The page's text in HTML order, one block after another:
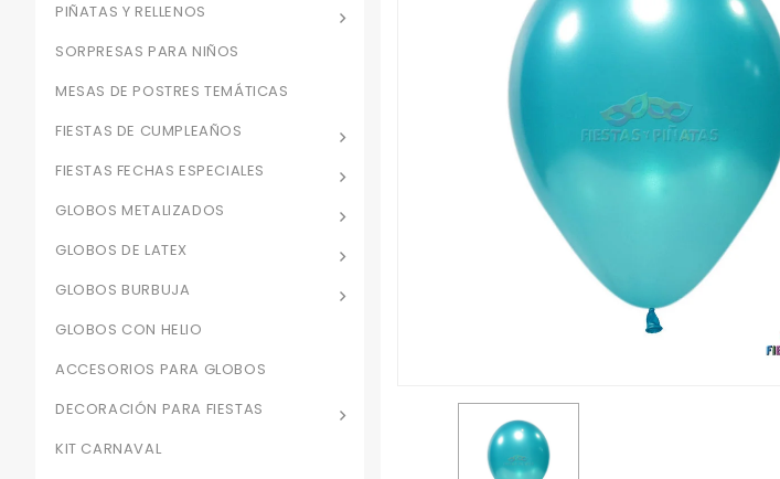
PIÑATAS Y RELLENOS
SORPRESAS PARA NIÑOS
MESAS DE POSTRES TEMÁTICAS
FIESTAS DE CUMPLEAÑOS
FIESTAS FECHAS ESPECIALES
GLOBOS METALIZADOS
GLOBOS DE LATEX
GLOBOS BURBUJA
GLOBOS CON HELIO
ACCESORIOS PARA GLOBOS
DECORACIÓN PARA FIESTAS
KIT CARNAVAL